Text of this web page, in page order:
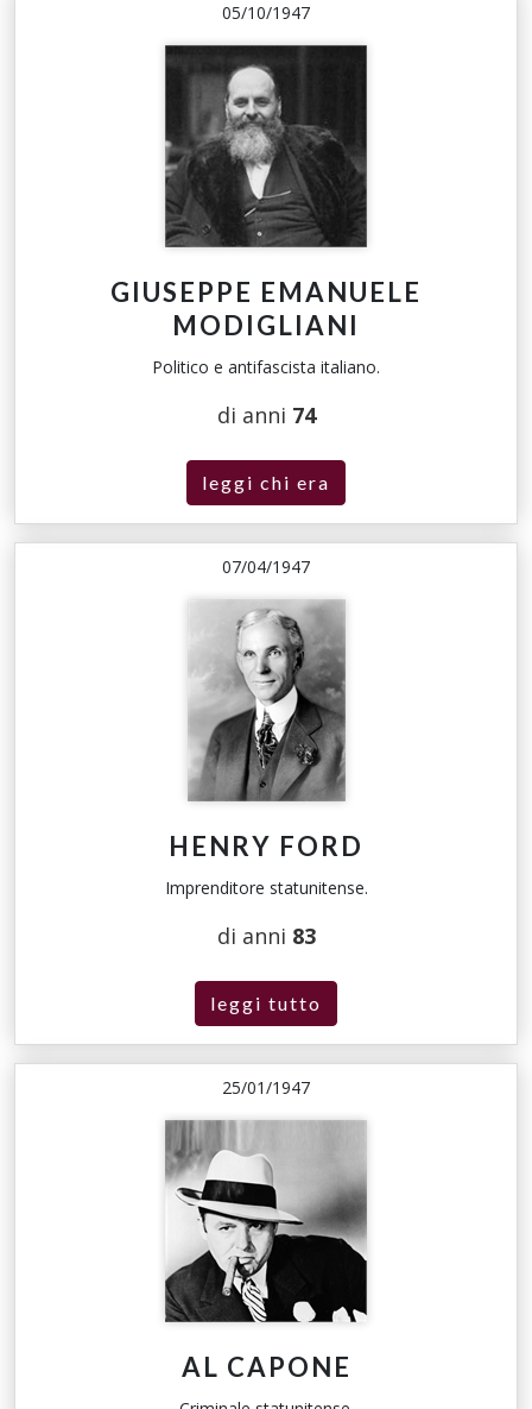
05/10/1947
GIUSEPPE EMANUELE
MODIGLIANI
Politico e antifascista italiano.
di anni 74
leggi chi era
07/04/1947
HENRY FORD
Imprenditore statunitense.
di anni 83
leggi tutto
25/01/1947
AL CAPONE